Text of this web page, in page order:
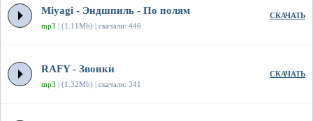
Miyagi - Эндшпиль - По полям
mp3 | (1.11Mb) | скачали: 446
СКАЧАТЬ
RAFY - Звонки
mp3 | (1.32Mb) | скачали: 341
СКАЧАТЬ